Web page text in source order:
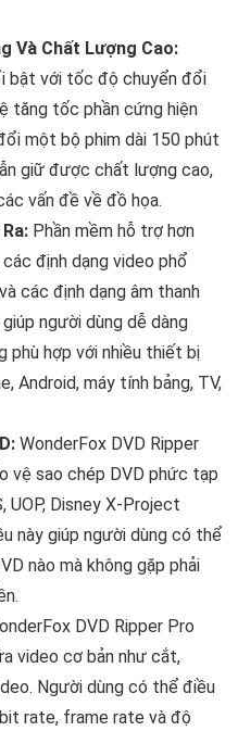
Và Chất Lượng Cao:
bật với tốc độ chuyển đổi
tăng tốc phần cứng hiện
một bộ phim dài 150 phút
giữ được chất lượng cao,
vấn đề về đồ họa.
Phần mềm hỗ trợ hơn
định dạng video phổ
các định dạng âm thanh
người dùng dễ dàng
phù hợp với nhiều thiết bị
Android, máy tính bảng, TV,
WonderFox DVD Ripper
vệ sao chép DVD phức tạp
UOP, Disney X-Project
này giúp người dùng có thể
nào mà không gặp phải
DVD Ripper Pro
video cơ bản như cắt,
Người dùng có thể điều
rate, frame rate và độ